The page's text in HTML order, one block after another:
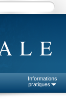
Informations
pratiques